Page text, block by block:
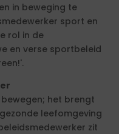
in beweging te
sport en
rol in de
en verse sportbeleid
het brengt
leefomgeving
zit